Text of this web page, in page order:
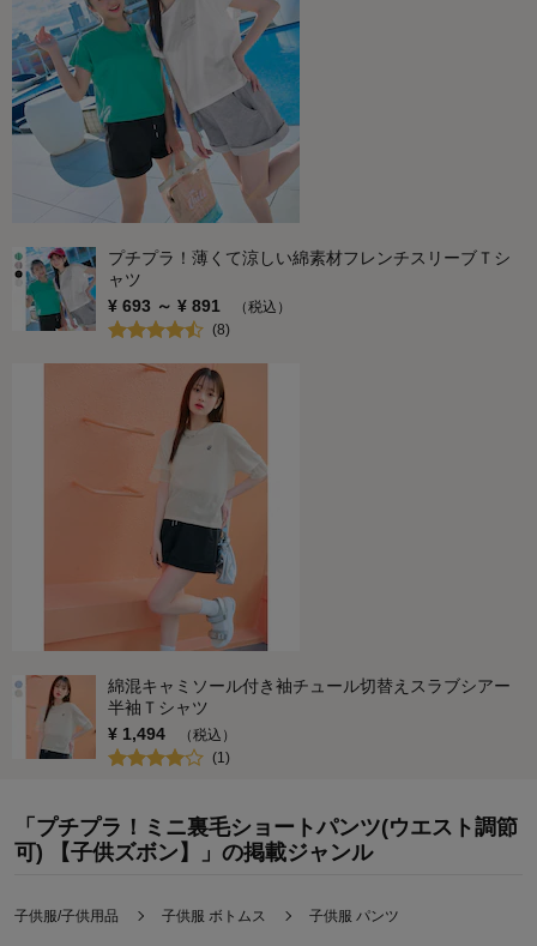
プチプラ！薄くて涼しい綿素材フレンチスリーブＴシ
ャツ
¥ 693 ～ ¥ 891
（税込）
(8)
綿混キャミソール付き袖チュール切替えスラブシアー
半袖Ｔシャツ
¥ 1,494
（税込）
(1 )
「プチプラ！ミニ裏毛ショートパンツ(ウエスト調節
可) 【子供ズボン】」の掲載ジャンル
子供服/子供用品 子供服 ボトムス 子供服 パンツ